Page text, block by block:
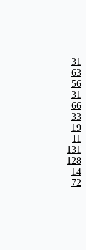
31
63
56
31
66
33
19
11
131
128
14
72